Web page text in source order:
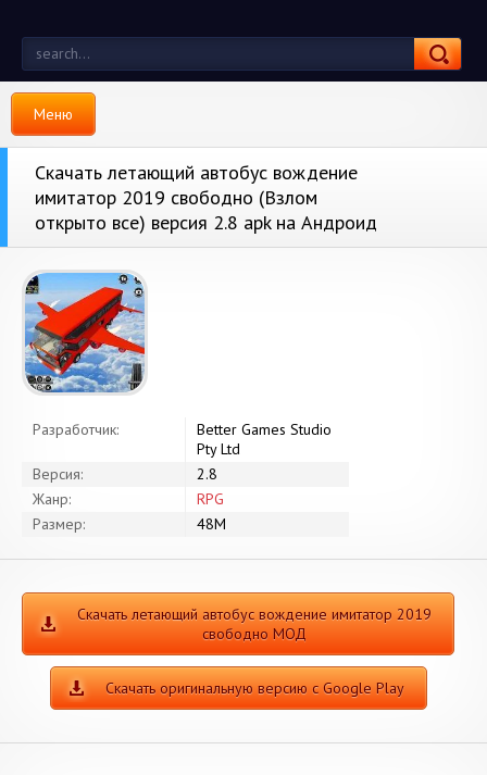
Меню
Скачать летающий автобус вождение
имитатор 2019 свободно (Взлом
открыто все) версия 2.8 apk на Андроид
Разработчик:
Better Games Studio
Pty Ltd
Версия:
2.8
Жанр:
RPG
Размер:
48M
Скачать летающий автобус вождение имитатор 2019
свободно МОД
Скачать оригинальную версию с Google Play